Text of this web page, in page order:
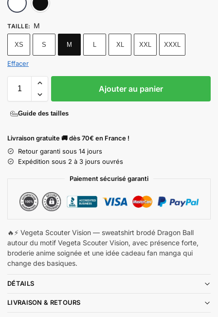
TAILLE: M
XS S M L XL XXL XXXL
Effacer
Ajouter au panier
Guide des tailles
Livraison gratuite 🚚 dès 70€ en France !
Retour garanti sous 14 jours
Expédition sous 2 à 3 jours ouvrés
Paiement sécurisé garanti
🔥⚡ Vegeta Scouter Vision — sweatshirt brodé Dragon Ball
autour du motif Vegeta Scouter Vision, avec présence forte,
broderie anime soignée et une idée cadeau fan manga qui
change des basiques.
DÉTAILS
LIVRAISON & RETOURS